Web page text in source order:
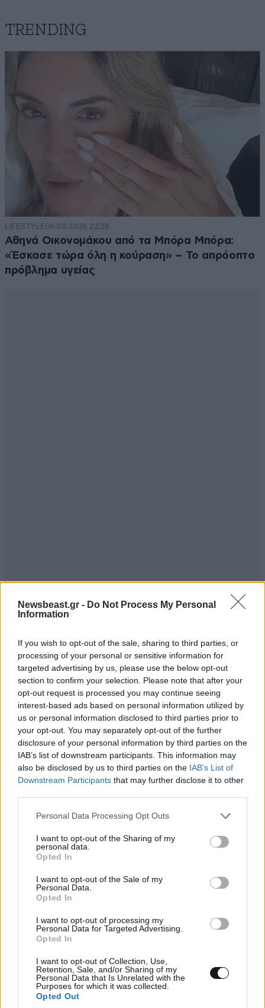
Newsbeast.gr - Do Not Process My Personal
Information
If you wish to opt-out of the sale, sharing to third parties, or
processing of your personal or sensitive information for
targeted advertising by us, please use the below opt-out
section to confirm your selection. Please note that after your
opt-out request is processed you may continue seeing
interest-based ads based on personal information utilized by
us or personal information disclosed to third parties prior to
your opt-out. You may separately opt-out of the further
disclosure of your personal information by third parties on the
IAB’s list of downstream participants. This information may
also be disclosed by us to third parties on the IAB’s List of
Downstream Participants that may further disclose it to other
Please note that this website/app uses one or more Google
not limited to your visit or usage behaviour. You may click to
grant or deny consent to Google and its third-party tags to
use your data for below specified purposes in below Google
consent section.
Personal Data Processing Opt Outs
I want to opt-out of the Sharing of my
personal data.
Opted In
I want to opt-out of the Sale of my
Personal Data.
Opted In
I want to opt-out of processing my
Personal Data for Targeted Advertising.
Opted In
I want to opt-out of Collection, Use,
Retention, Sale, and/or Sharing of my
Personal Data that Is Unrelated with the
Purposes for which it was collected.
Opted Out
TRENDING
LIFESTYLE06·08·2026 22:38
Αθηνά Οικονομάκου από τα Μπόρα Μπόρα:
«Έσκασε τώρα όλη η κούραση» – Το απρόοπτο
πρόβλημα υγείας
LIFESTYLE06·08·2026 18:51
την προσωπική του ζωή: «Δεν αποτελεί
αντικείμενο δημόσιας συζήτησης»